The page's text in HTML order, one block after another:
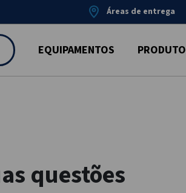
Áreas de entrega
EQUIPAMENTOS
questões